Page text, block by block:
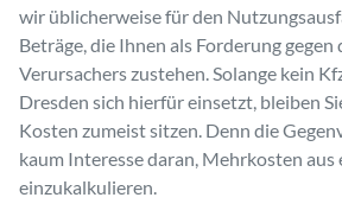
wir üblicherweise für den
Beträge, die Ihnen als Forderung gegen
Verursachers zustehen. Solange kein
Dresden sich hierfür einsetzt, bleiben
Kosten zumeist sitzen. Denn die
kaum Interesse daran, Mehrkosten
einzukalkulieren.